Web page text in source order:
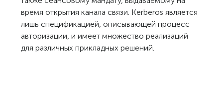
время открытия канала связи. Kerberos является
лишь спецификацией, описывающей процесс
авторизации, и имеет множество реализаций
для различных прикладных решений.